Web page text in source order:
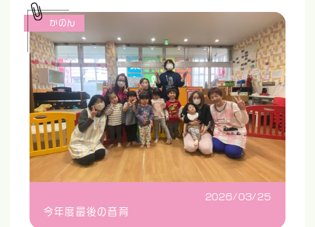
2026/03/25
今年度最後の音育
かのん